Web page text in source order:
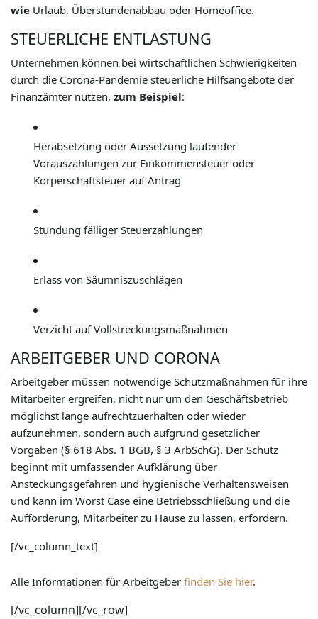
wie Urlaub, Überstundenabbau oder Homeoffice.
STEUERLICHE ENTLASTUNG
Unternehmen können bei wirtschaftlichen Schwierigkeiten
durch die Corona-Pandemie steuerliche Hilfsangebote der
Finanzämter nutzen, zum Beispiel:
Herabsetzung oder Aussetzung laufender
Vorauszahlungen zur Einkommensteuer oder
Körperschaftsteuer auf Antrag
Stundung fälliger Steuerzahlungen
Erlass von Säumniszuschlägen
Verzicht auf Vollstreckungsmaßnahmen
ARBEITGEBER UND CORONA
Arbeitgeber müssen notwendige Schutzmaßnahmen für ihre
Mitarbeiter ergreifen, nicht nur um den Geschäftsbetrieb
möglichst lange aufrechtzuerhalten oder wieder
aufzunehmen, sondern auch aufgrund gesetzlicher
Vorgaben (§ 618 Abs. 1 BGB, § 3 ArbSchG). Der Schutz
beginnt mit umfassender Aufklärung über
Ansteckungsgefahren und hygienische Verhaltensweisen
und kann im Worst Case eine Betriebsschließung und die
Aufforderung, Mitarbeiter zu Hause zu lassen, erfordern.
[/vc_column_text]
Alle Informationen für Arbeitgeber finden Sie hier.
[/vc_column][/vc_row]